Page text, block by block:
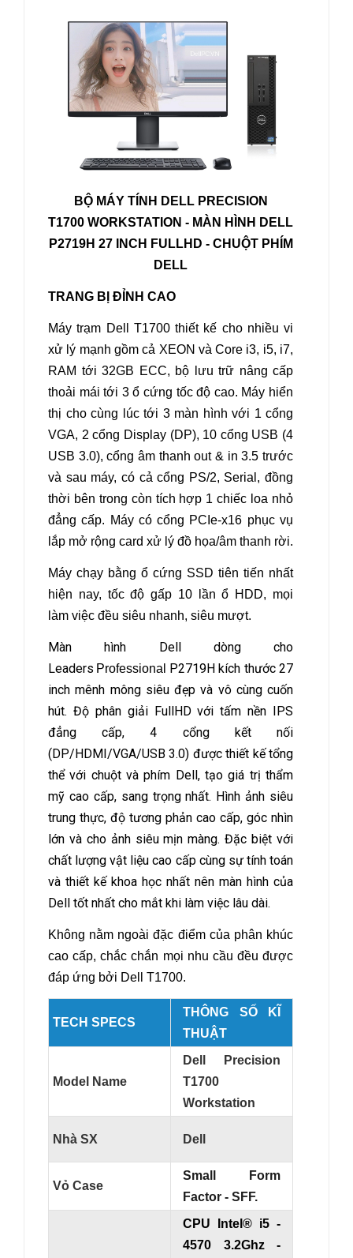
BỘ MÁY TÍNH DELL PRECISION
T1700 WORKSTATION - MÀN HÌNH DELL
P2719H 27 INCH FULLHD - CHUỘT PHÍM
DELL
TRANG BỊ ĐỈNH CAO
Máy trạm Dell T1700thiết kế cho nhiều vi
xử lý mạnh gồm cả XEON và Core i3, i5, i7,
RAM tới 32GB ECC, bộ lưu trữ nâng cấp
thoải mái tới 3 ổ cứng tốc độ cao. Máy hiển
thị cho cùng lúc tới 3 màn hình với 1 cổng
VGA, 2 cổng Display (DP), 10 cổng USB (4
USB 3.0),cổng âm thanh out & in 3.5 trước
và sau máy, có cả cổng PS/2, Serial , đồng
thời bên trong còn tích hợp 1 chiếc loa nhỏ
đẳng cấp. Máy cócổng PCIe-x16 phục vụ
lắp mở rộng card xử lý đồ họa/âm thanh rời.
Máy chạy bằng ổ cứng SSD tiên tiến nhất
hiện nay, tốc độ gấp 10 lần ổ HDD, mọi
làm việc đều siêu nhanh, siêu mượt.
Màn hình Dell dòng cho
Leaders Professional
P2719H kích thước 27
inch mênh mông siêu đẹp và vô cùng cuốn
hút. Độ phân giải FullHD với tấm nền IPS
đẳng cấp, 4 cổng kết nối
(DP/HDMI/VGA/USB 3.0) được thiết kế tổng
thể với chuột và phím Dell, tạo giá trị thẩm
mỹ cao cấp, sang trọng nhất. Hình ảnh siêu
trung thực, độ tương phản cao cấp, góc nhìn
lớn và cho ảnh siêu mịn màng. Đặc biệt với
chất lượng vật liệu cao cấp cùng sự tính toán
và thiết kế khoa học nhất nên màn hình của
Dell tốt nhất cho mắt khi làm việc lâu dài.
Không nằm ngoài đặc điểm của phân khúc
cao cấp, chắc chắn mọi nhu cầu đều được
đáp ứng bởi Dell T1700.
TECH SPECS
THÔNG SỐ KĨ
THUẬT
Model Name
Dell Precision
T1700
Workstation
Nhà SX Dell
Vỏ Case
Small Form
Factor - SFF.
CPU Intel® i5 -
4570 3.2Ghz -